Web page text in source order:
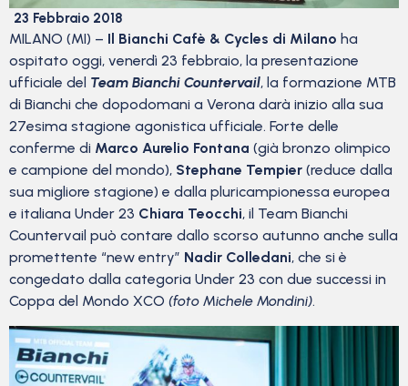
23 Febbraio 2018
MILANO (MI) – Il Bianchi Cafè & Cycles di Milano ha
ospitato oggi, venerdì 23 febbraio, la presentazione
ufficiale del Team Bianchi Countervail, la formazione MTB
di Bianchi che dopodomani a Verona darà inizio alla sua
27esima stagione agonistica ufficiale. Forte delle
conferme di Marco Aurelio Fontana (già bronzo olimpico
e campione del mondo), Stephane Tempier (reduce dalla
sua migliore stagione) e dalla pluricampionessa europea
e italiana Under 23 Chiara Teocchi, il Team Bianchi
Countervail può contare dallo scorso autunno anche sulla
promettente “new entry” Nadir Colledani, che si è
congedato dalla categoria Under 23 con due successi in
Coppa del Mondo XCO (foto Michele Mondini).